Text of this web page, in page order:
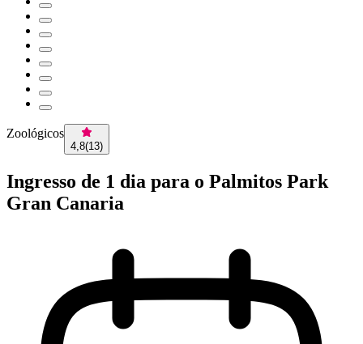
Zoológicos
4,8(13)
Ingresso de 1 dia para o Palmitos Park
Gran Canaria